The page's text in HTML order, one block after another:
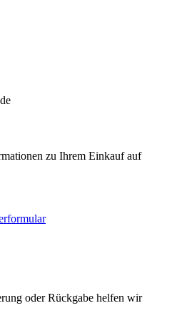
zu Ihrem Einkauf auf
oder Rückgabe helfen wir